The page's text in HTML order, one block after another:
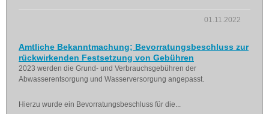
01.11.2022
Amtliche Bekanntmachung; Bevorratungsbeschluss zur
rückwirkenden Festsetzung von Gebühren
2023 werden die Grund- und Verbrauchsgebühren der
Abwasserentsorgung und Wasserversorgung angepasst.
Hierzu wurde ein Bevorratungsbeschluss für die...